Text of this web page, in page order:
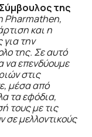
της
Pharmathen,
και η
για την
της. Σε αυτό
να επενδύουμε
στις
μέσα από
τα εφόδια,
τους με τις
σε μελλοντικούς